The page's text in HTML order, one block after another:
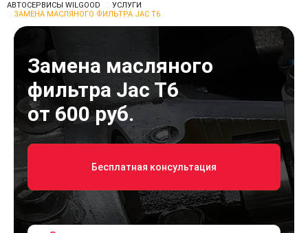
АВТОСЕРВИСЫ WILGOOD
УСЛУГИ
ЗАМЕНА МАСЛЯНОГО ФИЛЬТРА JAC T6
Замена масляного
фильтра Jac T6
от 600 руб.
Бесплатная консультация